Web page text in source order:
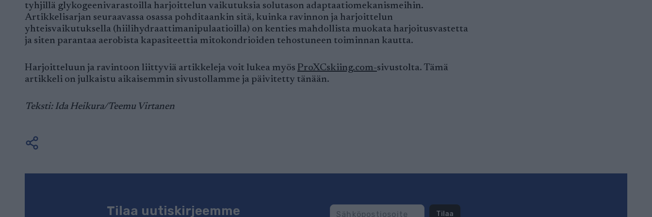
tyhjillä glykogeenivarastoilla harjoittelun vaikutuksia solutason adaptaatiomekanismeihin.
Artikkelisarjan seuraavassa osassa pohditaankin sitä, kuinka ravinnon ja harjoittelun
yhteisvaikutuksella (hiilihydraattimanipulaatioilla) on kenties mahdollista muokata harjoitusvastetta
ja siten parantaa aerobista kapasiteettia mitokondrioiden tehostuneen toiminnan kautta.
Harjoitteluun ja ravintoon liittyviä artikkeleja voit lukea myös ProXCskiing.com-sivustolta. Tämä
artikkeli on julkaistu aikaisemmin sivustollamme ja päivitetty tänään.
Teksti: Ida Heikura/Teemu Virtanen
Tilaa uutiskirjeemme Tilaa